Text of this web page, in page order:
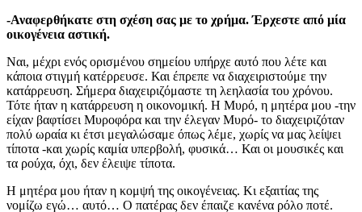
-Αναφερθήκατε στη σχέση σας με το χρήμα. Έρχεστε από μία
οικογένεια αστική.
Ναι, μέχρι ενός ορισμένου σημείου υπήρχε αυτό που λέτε και
κάποια στιγμή κατέρρευσε. Και έπρεπε να διαχειριστούμε την
κατάρρευση. Σήμερα διαχειριζόμαστε τη λεηλασία του χρόνου.
Τότε ήταν η κατάρρευση η οικονομική. Η Μυρό, η μητέρα μου -την
είχαν βαφτίσει Μυροφόρα και την έλεγαν Μυρό- το διαχειριζόταν
πολύ ωραία κι έτσι μεγαλώσαμε όπως λέμε, χωρίς να μας λείψει
τίποτα -και χωρίς καμία υπερβολή, φυσικά… Και οι μουσικές και
τα ρούχα, όχι, δεν έλειψε τίποτα.
Η μητέρα μου ήταν η κομψή της οικογένειας. Κι εξαιτίας της
νομίζω εγώ… αυτό… Ο πατέρας δεν έπαιζε κανένα ρόλο ποτέ.